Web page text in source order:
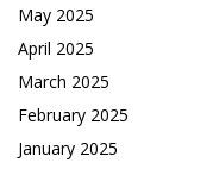
May 2025
April 2025
March 2025
February 2025
January 2025